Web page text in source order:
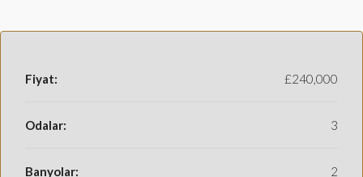
Fiyat: £240,000
Odalar: 3
Banyolar: 2